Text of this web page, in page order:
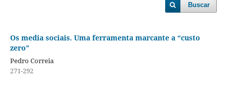
Buscar
Os media sociais. Uma ferramenta marcante a “custo
zero”
Pedro Correia
271-292